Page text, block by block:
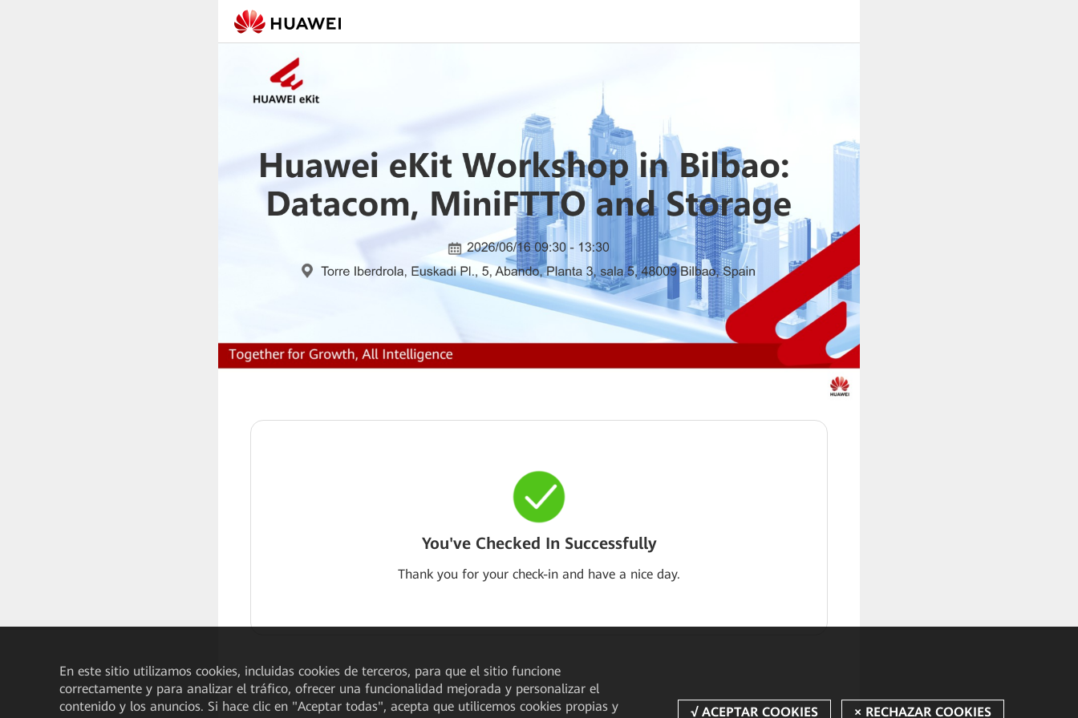
You've Checked In Successfully
Thank you for your check-in and have a nice day.
En este sitio utilizamos cookies, incluidas cookies de terceros, para que el sitio funcione
correctamente y para analizar el tráfico, ofrecer una funcionalidad mejorada y personalizar el
contenido y los anuncios. Si hace clic en "Aceptar todas", acepta que utilicemos cookies propias y